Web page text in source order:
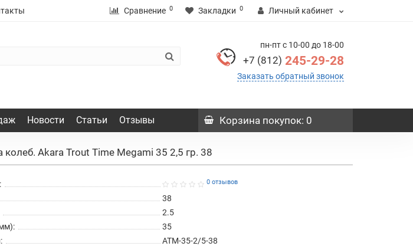
Сравнение 0 Закладки 0 Личный кабинет
пн-пт с 10-00 до 18-00
+7 (812) 245-29-28
Заказать обратный звонок
Новости Статьи Отзывы Корзина покупок: 0
колеб. Akara Trout Time Megami 35 2,5 гр. 38
0 отзывов
38
2.5
35
ATM-35-2/5-38